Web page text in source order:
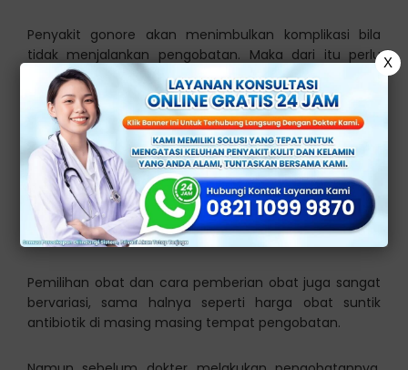
Penyakit gonore akan menimbulkan komplikasi bila
tidak menjalankan pengobatan. Maka dari itu perlu
sekali untuk menjalani pengobatan secara berkala di
bawah pengawasan tenaga medis.
Harga dan Beragam Jenis
Metode Suntik Obat
Antibiotik Gonore
Pemilihan obat dan cara pemberian obat juga sangat
bervariasi, sama halnya seperti harga obat suntik
antibiotik di masing masing tempat pengobatan.
X